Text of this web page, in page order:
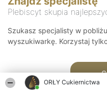
ORŁY Cukiernictwa
Plebiscyt skupia
Szukasz specjalisty w
wyszukiwarkę. Korzystaj